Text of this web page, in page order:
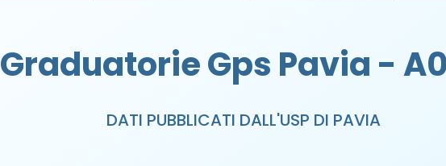
Graduatorie Gps Pavia -
DATI PUBBLICATI DALL'USP DI PAVIA